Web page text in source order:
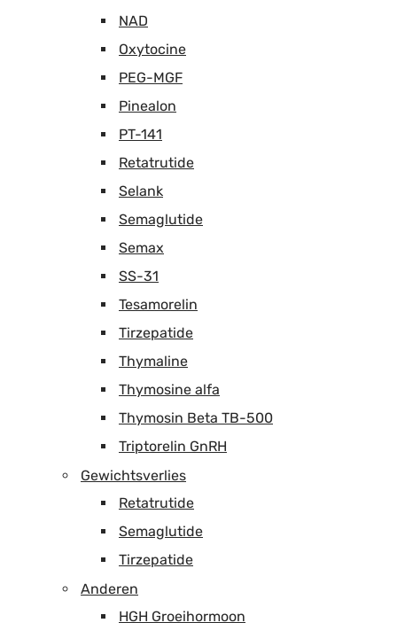
NAD
Oxytocine
PEG-MGF
Pinealon
PT-141
Retatrutide
Selank
Semaglutide
Semax
SS-31
Tesamorelin
Tirzepatide
Thymaline
Thymosine alfa
Thymosin Beta TB-500
Triptorelin GnRH
Gewichtsverlies
Retatrutide
Semaglutide
Tirzepatide
Anderen
HGH Groeihormoon